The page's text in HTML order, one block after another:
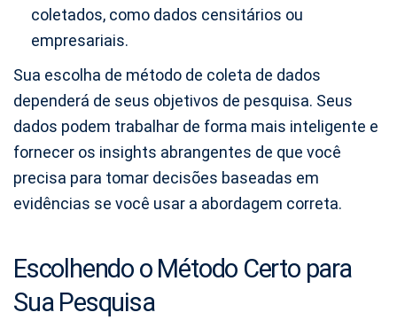
coletados, como dados censitários ou
empresariais.
Sua escolha de método de coleta de dados
dependerá de seus objetivos de pesquisa. Seus
dados podem trabalhar de forma mais inteligente e
fornecer os insights abrangentes de que você
precisa para tomar decisões baseadas em
evidências se você usar a abordagem correta.
Escolhendo o Método Certo para
Sua Pesquisa